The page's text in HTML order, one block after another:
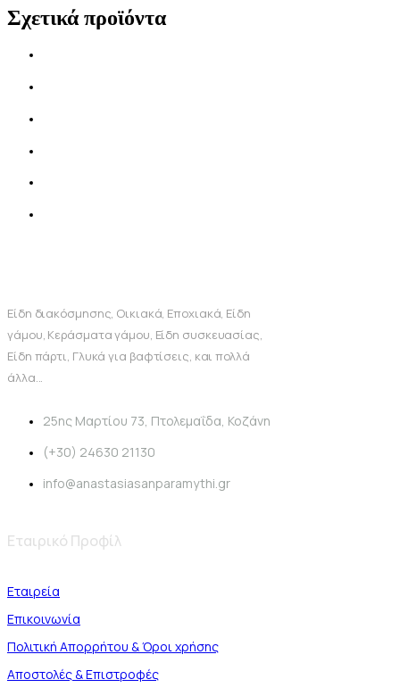
Σχετικά προϊόντα
Είδη διακόσμησης, Οικιακά, Εποχιακά, Είδη
γάμου, Κεράσματα γάμου, Είδη συσκευασίας,
Είδη πάρτι, Γλυκά για βαφτίσεις, και πολλά
άλλα...
25ης Μαρτίου 73, Πτολεμαΐδα, Κοζάνη
(+30) 24630 21130
info@anastasiasanparamythi.gr
Εταιρικό Προφίλ
Εταιρεία
Επικοινωνία
Πολιτική Απορρήτου & Όροι χρήσης
Αποστολές & Επιστροφές